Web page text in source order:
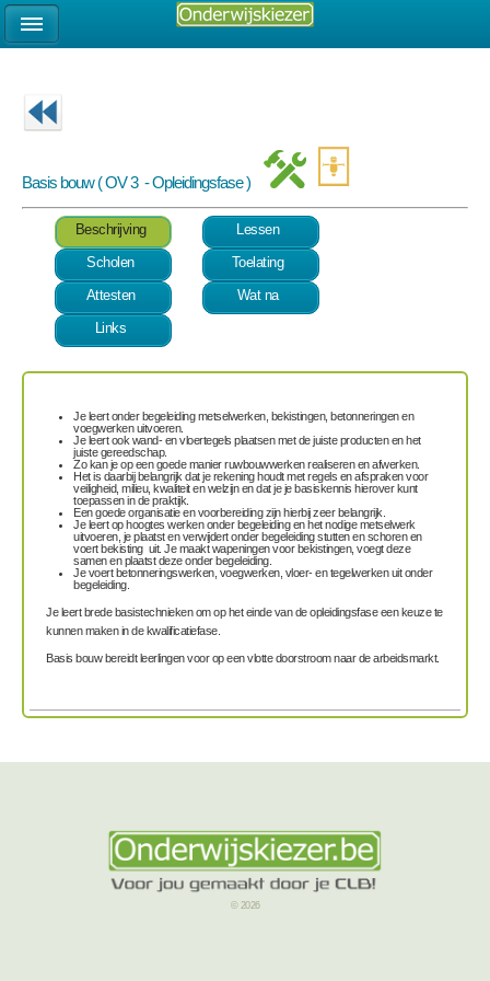
Basis bouw ( OV 3 - Opleidingsfase )
Beschrijving
Lessen
Scholen
Toelating
Attesten
Wat na
Links
Je leert onder begeleidingmetselwerken, bekistingen, betonneringen en
voegwerkenuitvoeren.
Je leert ook wand- en vloertegels plaatsenmet de juiste producten en het
juiste gereedschap.
Zo kan je op een goede manierruwbouwwerken realiseren en afwerken.
Het is daarbij belangrijk dat je rekening houdt metregels en afsprakenvoor
veiligheid, milieu, kwaliteit en welzijn en dat je je basiskennis hierover kunt
toepassen in de praktijk.
Een goedeorganisatie en voorbereidingzijn hierbij zeer belangrijk.
Je leertop hoogtes werkenonder begeleiding en het nodigemetselwerk
uitvoeren, je plaatst en verwijdert onder begeleidingstutten en schorenen
voertbekistinguit. Je maakt wapeningen voor bekistingen, voegt deze
samen en plaatst deze onder begeleiding.
Je voertbetonneringswerken, voegwerken, vloer- en tegelwerkenuit onder
begeleiding.
Je leert brede basistechnieken om op het einde van de opleidingsfase een keuze te
kunnen maken in de kwalificatiefase.
Basis bouw bereidt leerlingen voor op een vlotte doorstroom naar de arbeidsmarkt.
© 2026